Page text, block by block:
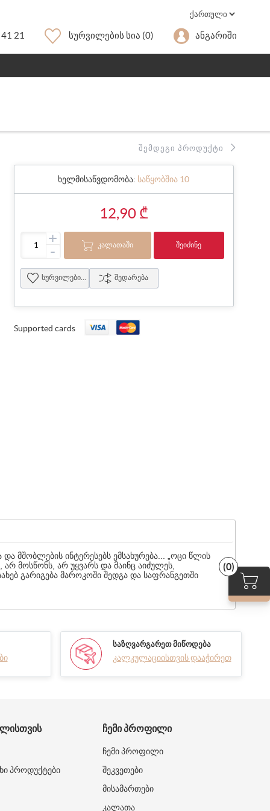
21 Სურვილების Სია (0) Ანგარიში
(0)
ᲨᲔᲛᲓᲔᲒᲘ ᲞᲠᲝᲓᲣᲥᲢᲘ
ხელმისაწვდომობა: საწყობშია 10
12,90 ₾
+
- ᲙᲐᲚᲐᲗᲐᲨᲘ ᲨᲔᲘᲫᲘᲜᲔ
სურვილების სია შედარება
Supported cards
მშობლების ინტერესებს ემსახურება... „ოცი წლის
მოსწონს, არ უყვარს და მაინც აიძულეს,
გარიგება მაროკოში შედგა და საფრანგეთში
ᲡᲐᲖᲦᲕᲐᲠᲒᲐᲠᲔᲗ ᲛᲘᲬᲝᲓᲔᲑᲐ
კალკულაციისთვის დააჭირეთ
პროდუქტები
ᲩᲔᲛᲘ ᲞᲠᲝᲤᲘᲚᲘ
ჩემი პროფილი
შეკვეთები
მისამართები
კალათა